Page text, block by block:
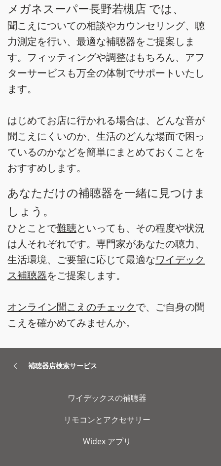
メガネスーパー長野若槻店 では、
聞こえについての相談やカウンセリング、聴
力測定を行い、最適な補聴器をご提案しま
す。フィッティングや調整はもちろん、アフ
ターサービスも万全の体制でサポートいたし
ます。
はじめてお店に行かれる場合は、どんな音が
聞こえにくいのか、生活のどんな場面で困っ
ているのかなどを簡単にまとめておくことを
おすすめします。
あなただけの補聴器を一緒に見つけま
しょう。
ひとことで難聴といっても、その程度や状況
は人それぞれです。専門家があなたの聴力、
生活環境、ご要望に応じて最適なワイデック
ス補聴器をご提案します。
オンライン聞こえのチェックで、ご自身の聞
こえを確かめてみませんか。
補聴器店検索サービス
ワイデックスの補聴器
リモコンとアクセサリー
Widex アプリ